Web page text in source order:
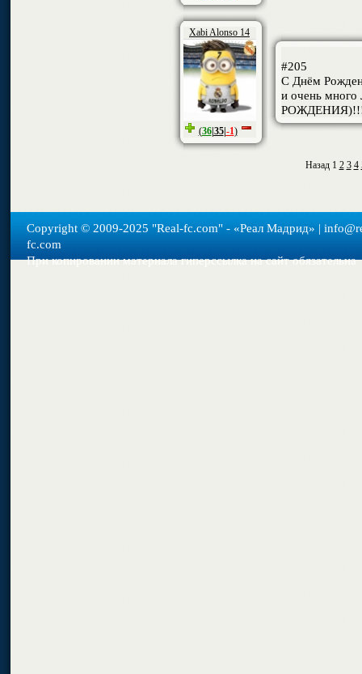
Xabi Alonso 14
(36| 35| -1)
#205
С Днём
и очень
Назад 1 2 3 4
Copyright © 2009-2025 "Real-fс.com" - «Реал Мадрид» |
fc.com
При копировании материала гиперссылка на сайт обязательна